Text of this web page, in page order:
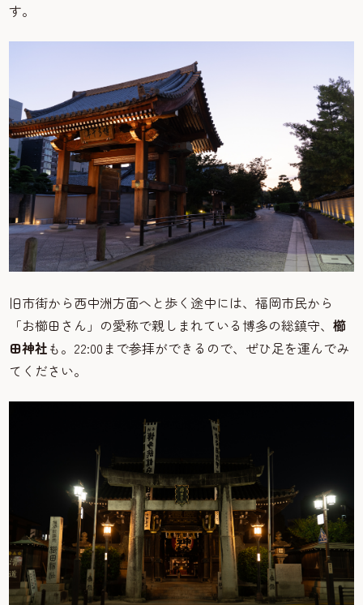
す。
旧市街から西中洲方面へと歩く途中には、福岡市民から
「お櫛田さん」の愛称で親しまれている博多の総鎮守、櫛
田神社も。22:00まで参拝ができるので、ぜひ足を運んでみ
てください。